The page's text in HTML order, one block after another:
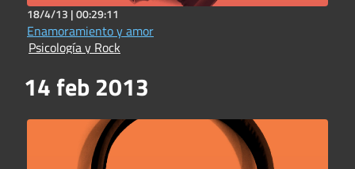
18/4/13 |00:29:11
Enamoramiento y amor
Psicología y Rock
14 feb 2013